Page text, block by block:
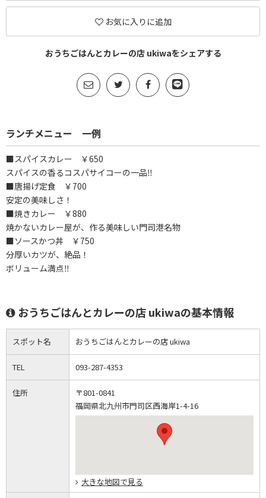
お気に入りに追加
おうちごはんとカレーの店 ukiwaをシェアする
ランチメニュー 一例
■スパイスカレー ￥650
スパイスの香るコスパサイコーの一品‼︎
■唐揚げ定食 ￥700
安定の美味しさ！
■焼きカレー ￥880
焼かないカレー屋が、作る美味しい門司港名物
■ソースかつ丼 ￥750
分厚いカツが、絶品！
ボリューム満点‼️
おうちごはんとカレーの店 ukiwaの基本情報
スポット名 おうちごはんとカレーの店 ukiwa
TEL 093-287-4353
住所
〒801-0841
福岡県北九州市門司区西海岸1-4-16
大きな地図で見る